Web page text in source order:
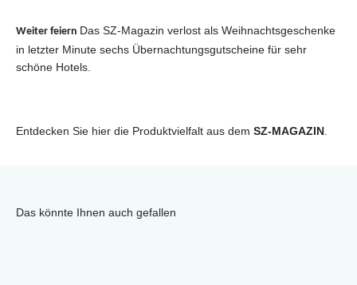
Weiter feiern Das SZ-Magazin verlost als Weihnachtsgeschenke
in letzter Minute sechs Übernachtungsgutscheine für sehr
schöne Hotels.
Entdecken Sie hier die Produktvielfalt aus dem SZ-MAGAZIN.
Das könnte Ihnen auch gefallen